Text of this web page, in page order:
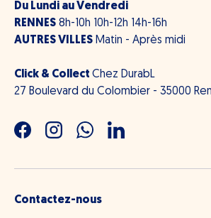
Du Lundi au Vendredi
RENNES 8h-10h 10h-12h 14h-16h
AUTRES VILLES Matin - Après midi
Click & Collect Chez DurabL
27 Boulevard du Colombier - 35000
FacebookInstagramWhatsAppLinkedIn
Contactez-nous